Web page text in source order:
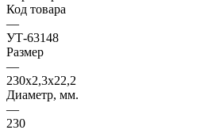
Код товара
—
УТ-63148
Размер
—
230х2,3x22,2
Диаметр, мм.
—
230